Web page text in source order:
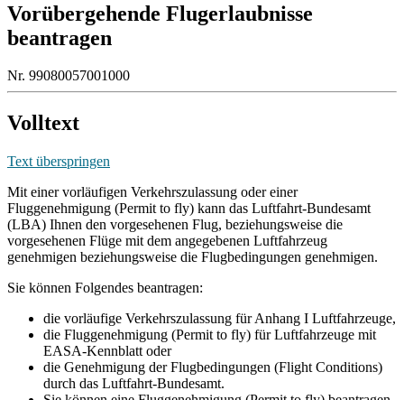
Vorübergehende Flugerlaubnisse
beantragen
Nr. 99080057001000
Volltext
Text überspringen
Mit einer vorläufigen Verkehrszulassung oder einer
Fluggenehmigung (Permit to fly) kann das Luftfahrt-Bundesamt
(LBA) Ihnen den vorgesehenen Flug, beziehungsweise die
vorgesehenen Flüge mit dem angegebenen Luftfahrzeug
genehmigen beziehungsweise die Flugbedingungen genehmigen.
Sie können Folgendes beantragen:
die vorläufige Verkehrszulassung für Anhang I Luftfahrzeuge,
die Fluggenehmigung (Permit to fly) für Luftfahrzeuge mit
EASA-Kennblatt oder
die Genehmigung der Flugbedingungen (Flight Conditions)
durch das Luftfahrt-Bundesamt.